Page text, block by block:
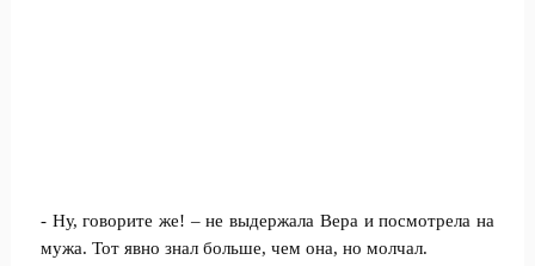
- Ну, говорите же! – не выдержала Вера и посмотрела на
мужа. Тот явно знал больше, чем она, но молчал.